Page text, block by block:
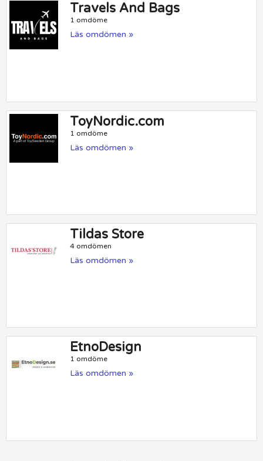
Travels And Bags
1 omdöme
Läs omdömen »
ToyNordic.com
1 omdöme
Läs omdömen »
Tildas Store
4 omdömen
Läs omdömen »
EtnoDesign
1 omdöme
Läs omdömen »